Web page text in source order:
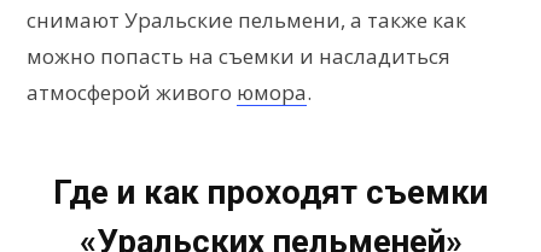
снимают Уральские пельмени, а также как
можно попасть на съемки и насладиться
атмосферой живого юмора.
Где и как проходят съемки
«Уральских пельменей»